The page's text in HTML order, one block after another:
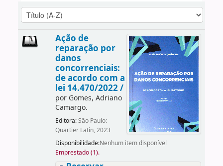
Ação de
reparação por
danos
concorrenciais:
de acordo com a
lei 14.470/2022 /
por Gomes, Adriano
Camargo.
Editora:São Paulo:
Quartier Latin, 2023
Disponibilidade:Nenhum item disponível
Emprestado (1).